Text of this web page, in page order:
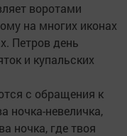
воротами
на многих иконах
Петров день
и купальских
с обращения к
ночка-невеличка,
ночка, где твоя